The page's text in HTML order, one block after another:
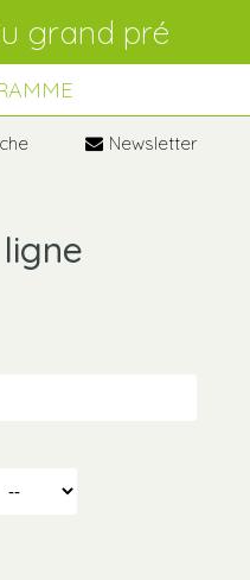
Newsletter
Année